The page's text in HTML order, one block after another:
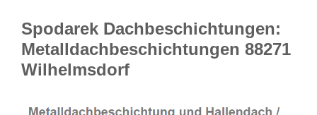
Spodarek Dachbeschichtungen:
Metalldachbeschichtungen 88271
Wilhelmsdorf